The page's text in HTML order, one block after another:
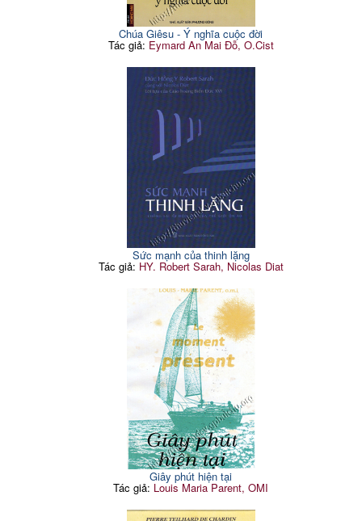
Chúa Giêsu - Ý nghĩa cuộc đời
Tác giả: Eymard An Mai Đỗ, O.Cist
Sức mạnh của thinh lặng
Tác giả: HY. Robert Sarah, Nicolas Diat
Giây phút hiện tại
Tác giả: Louis Maria Parent, OMI